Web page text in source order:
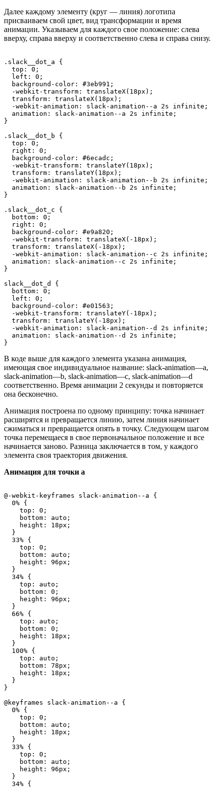
Далее каждому элементу (круг — линия) логотипа
присваиваем свой цвет, вид трансформации и время
анимации. Указываем для каждого свое положение: слева
вверху, справа вверху и соответственно слева и справа снизу.
.slack__dot_a {
  top: 0;
  left: 0;
  background-color: #3eb991;
  -webkit-transform: translateX(18px);
  transform: translateX(18px);
  -webkit-animation: slack-animation--a 2s infinite;
  animation: slack-animation--a 2s infinite;
}
.slack__dot_b {
  top: 0;
  right: 0;
  background-color: #6ecadc;
  -webkit-transform: translateY(18px);
  transform: translateY(18px);
  -webkit-animation: slack-animation--b 2s infinite;
  animation: slack-animation--b 2s infinite;
}
.slack__dot_c {
  bottom: 0;
  right: 0;
  background-color: #e9a820;
  -webkit-transform: translateX(-18px);
  transform: translateX(-18px);
  -webkit-animation: slack-animation--c 2s infinite;
  animation: slack-animation--c 2s infinite;
}
slack__dot_d {
  bottom: 0;
  left: 0;
  background-color: #e01563;
  -webkit-transform: translateY(-18px);
  transform: translateY(-18px);
  -webkit-animation: slack-animation--d 2s infinite;
  animation: slack-animation--d 2s infinite;
}
В коде выше для каждого элемента указана анимация,
имеющая свое индивидуальное название: slack-animation—a,
slack-animation—b, slack-animation—c, slack-animation—d
соответственно. Время анимации 2 секунды и повторяется
она бесконечно.
Анимация построена по одному принципу: точка начинает
расширятся и превращается линию, затем линия начинает
сжиматься и превращается опять в точку. Следующем шагом
точка перемещаеся в свое первоначальное положение и все
начинается заново. Разница заключается в том, у каждого
элемента своя траектория движения.
Анимация для точки a
@-webkit-keyframes slack-animation--a {
  0% {
    top: 0;
    bottom: auto;
    height: 18px;
  }
  33% {
    top: 0;
    bottom: auto;
    height: 96px;
  }
  34% {
    top: auto;
    bottom: 0;
    height: 96px;
  }
  66% {
    top: auto;
    bottom: 0;
    height: 18px;
  }
  100% {
    top: auto;
    bottom: 78px;
    height: 18px;
  }
}
@keyframes slack-animation--a {
  0% {
    top: 0;
    bottom: auto;
    height: 18px;
  }
  33% {
    top: 0;
    bottom: auto;
    height: 96px;
  }
  34% {